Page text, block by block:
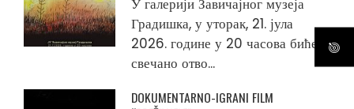
У галерији Завичајног музеја
Градишка, у уторак, 21. јула
2026. године у 20 часова биће
свечано отво...
DOKUMENTARNO-IGRANI FILM